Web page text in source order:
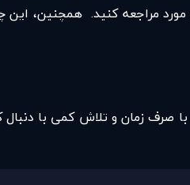
مراجعه کنید. همچنین، این
زمان و تلاش کمی با دنبال